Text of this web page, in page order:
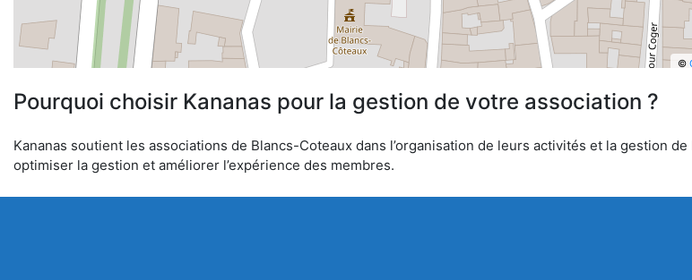
©
Pourquoi choisir Kananas pour la gestion de votre association ?
Kananas soutient les associations de Blancs-Coteaux dans l’organisation de leurs activités et la gestion
optimiser la gestion et améliorer l’expérience des membres.